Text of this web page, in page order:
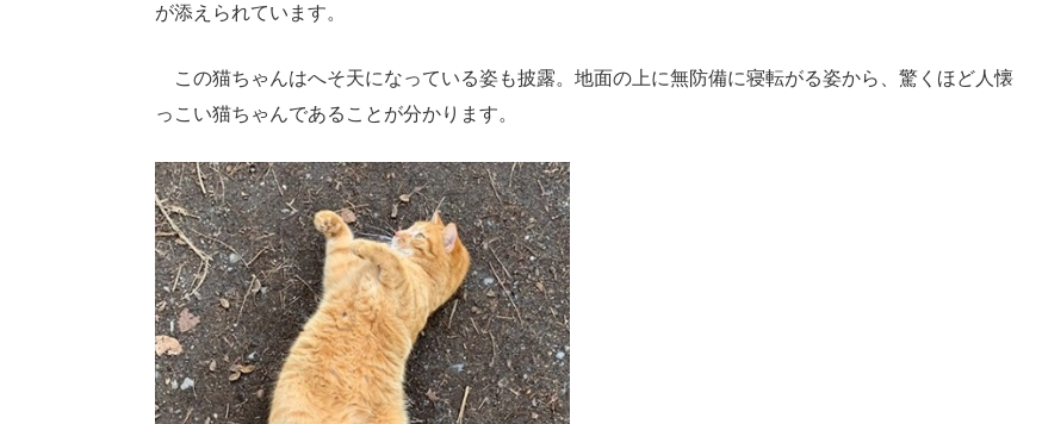
が添えられています。
この猫ちゃんはへそ天になっている姿も披露。地面の上に無防備に寝転がる姿から、驚くほど人懐
っこい猫ちゃんであることが分かります。